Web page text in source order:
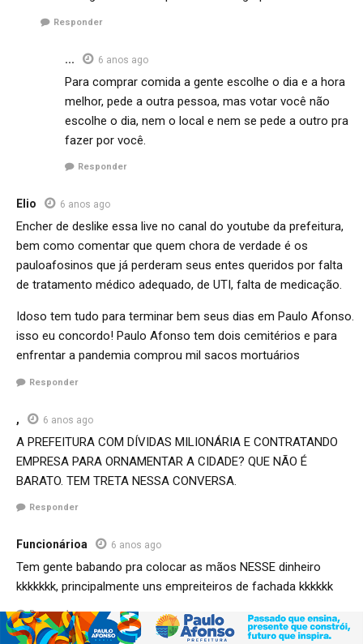
Responder
... 6 anos ago
Para comprar comida a gente escolhe o dia e a hora
melhor, pede a outra pessoa, mas votar você não
escolhe o dia, nem o local e nem se pede a outro pra
fazer por você.
Responder
Elio 6 anos ago
Encher de deslike essa live no canal do youtube da prefeitura,
bem como comentar que quem chora de verdade é os
pauloafosinos que já perderam seus entes queridos por falta
de tratamento médico adequado, de UTI, falta de medicação.
Idoso tem tudo para terminar bem seus dias em Paulo Afonso.
isso eu concordo! Paulo Afonso tem dois cemitérios e para
enfrentar a pandemia comprou mil sacos mortuários
Responder
, 6 anos ago
A PREFEITURA COM DÍVIDAS MILIONÁRIA E CONTRATANDO
EMPRESA PARA ORNAMENTAR A CIDADE? QUE NÃO É
BARATO. TEM TRETA NESSA CONVERSA.
Responder
Funcionárioa 6 anos ago
Tem gente babando pra colocar as mãos NESSE dinheiro
kkkkkkk, principalmente uns empreiteiros de fachada kkkkkk
Responder